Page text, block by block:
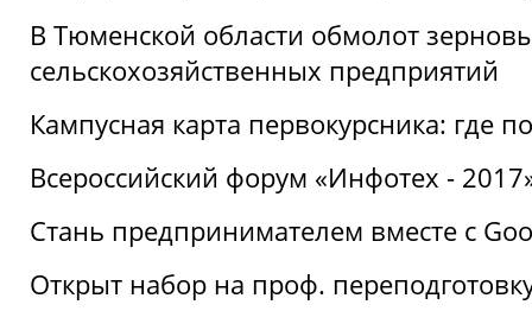
В Тюменской области обмолот
сельскохозяйственных предприятий
Кампусная карта первокурсника: где
Всероссийский форум «Инфотех -
Стань предпринимателем вместе с
Открыт набор на проф.